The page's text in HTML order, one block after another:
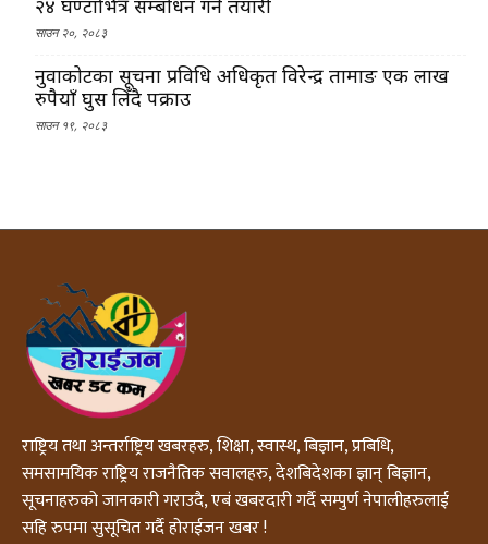
साउन २०, २०८३
नुवाकोटका सूचना प्रविधि अधिकृत विरेन्द्र तामाङ एक लाख
रुपैयाँ घुस लिँदै पक्राउ
साउन १९, २०८३
राष्ट्रिय तथा अन्तर्राष्ट्रिय खबरहरु, शिक्षा, स्वास्थ, बिज्ञान, प्रबिधि,
समसामयिक राष्ट्रिय राजनैतिक सवालहरु, देशबिदेशका ज्ञान् बिज्ञान,
सूचनाहरुको जानकारी गराउदै, एबं खबरदारी गर्दै सम्पुर्ण नेपालीहरुलाई
सहि रुपमा सुसूचित गर्दै होराईजन खबर !